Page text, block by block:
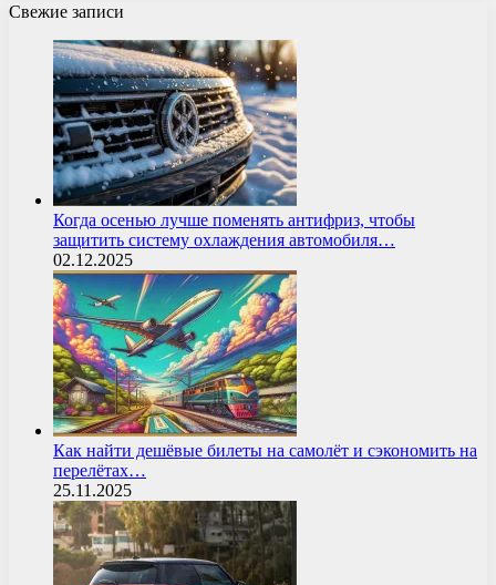
Свежие записи
Когда осенью лучше поменять антифриз, чтобы
защитить систему охлаждения автомобиля…
02.12.2025
Как найти дешёвые билеты на самолёт и сэкономить на
перелётах…
25.11.2025